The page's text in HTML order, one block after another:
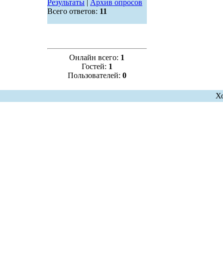
Результаты| Архив опросов
Всего ответов: 11
Онлайн всего: 1
Гостей: 1
Пользователей: 0